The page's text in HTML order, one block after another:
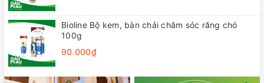
Bioline Bộ kem, bàn chải chăm sóc răng chó
100g
90.000₫